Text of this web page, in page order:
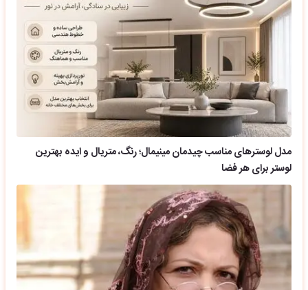
مدل لوسترهای مناسب چیدمان مینیمال؛ رنگ، متریال و ایده بهترین
لوستر برای هر فضا